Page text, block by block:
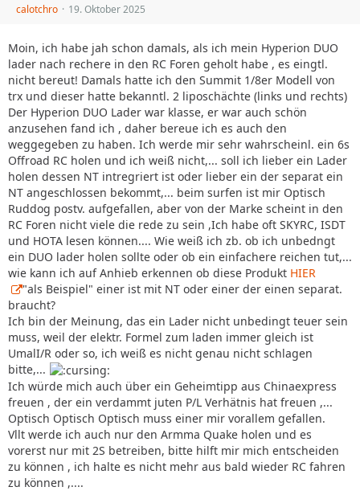
calotchro 19. Oktober 2025
Moin, ich habe jah schon damals, als ich mein Hyperion DUO
lader nach rechere in den RC Foren geholt habe , es eingtl.
nicht bereut! Damals hatte ich den Summit 1/8er Modell von
trx und dieser hatte bekanntl. 2 liposchächte (links und rechts)
Der Hyperion DUO Lader war klasse, er war auch schön
anzusehen fand ich , daher bereue ich es auch den
weggegeben zu haben. Ich werde mir sehr wahrscheinl. ein 6s
Offroad RC holen und ich weiß nicht,... soll ich lieber ein Lader
holen dessen NT intregriert ist oder lieber ein der separat ein
NT angeschlossen bekommt,... beim surfen ist mir Optisch
Ruddog postv. aufgefallen, aber von der Marke scheint in den
RC Foren nicht viele die rede zu sein ,Ich habe oft SKYRC, ISDT
und HOTA lesen können.... Wie weiß ich zb. ob ich unbedngt
ein DUO lader holen sollte oder ob ein einfachere reichen tut,...
wie kann ich auf Anhieb erkennen ob diese Produkt HIER
"als Beispiel" einer ist mit NT oder einer der einen separat.
braucht?
Ich bin der Meinung, das ein Lader nicht unbedingt teuer sein
muss, weil der elektr. Formel zum laden immer gleich ist
UmalI/R oder so, ich weiß es nicht genau nicht schlagen
bitte,...
Ich würde mich auch über ein Geheimtipp aus Chinaexpress
freuen , der ein verdammt juten P/L Verhätnis hat freuen ,...
Optisch Optisch Optisch muss einer mir vorallem gefallen.
Vllt werde ich auch nur den Armma Quake holen und es
vorerst nur mit 2S betreiben, bitte hilft mir mich entscheiden
zu können , ich halte es nicht mehr aus bald wieder RC fahren
zu können ,....